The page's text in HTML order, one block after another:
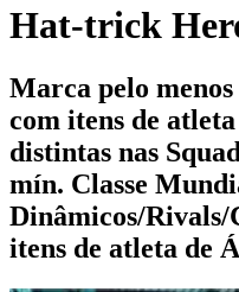
Hat-trick
Marca pelo
com itens de
distintas nas
mín. Classe
Dinâmicos/Rivals/
itens de atleta de